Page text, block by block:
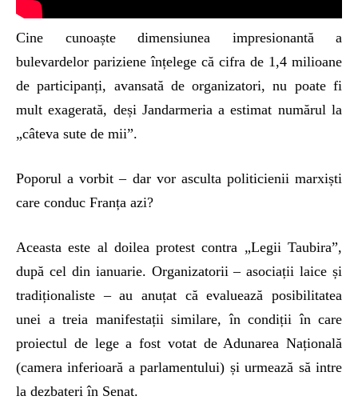
Cine cunoaște dimensiunea impresionantă a
bulevardelor pariziene înțelege că cifra de 1,4 milioane
de participanți, avansată de organizatori, nu poate fi
mult exagerată, deși Jandarmeria a estimat numărul la
„câteva sute de mii”.
Poporul a vorbit – dar vor asculta politicienii marxiști
care conduc Franța azi?
Aceasta este al doilea protest contra „Legii Taubira”,
după cel din ianuarie. Organizatorii – asociații laice și
tradiționaliste – au anuțat că evaluează posibilitatea
unei a treia manifestații similare, în condiții în care
proiectul de lege a fost votat de Adunarea Națională
(camera inferioară a parlamentului) și urmează să intre
la dezbateri în Senat.